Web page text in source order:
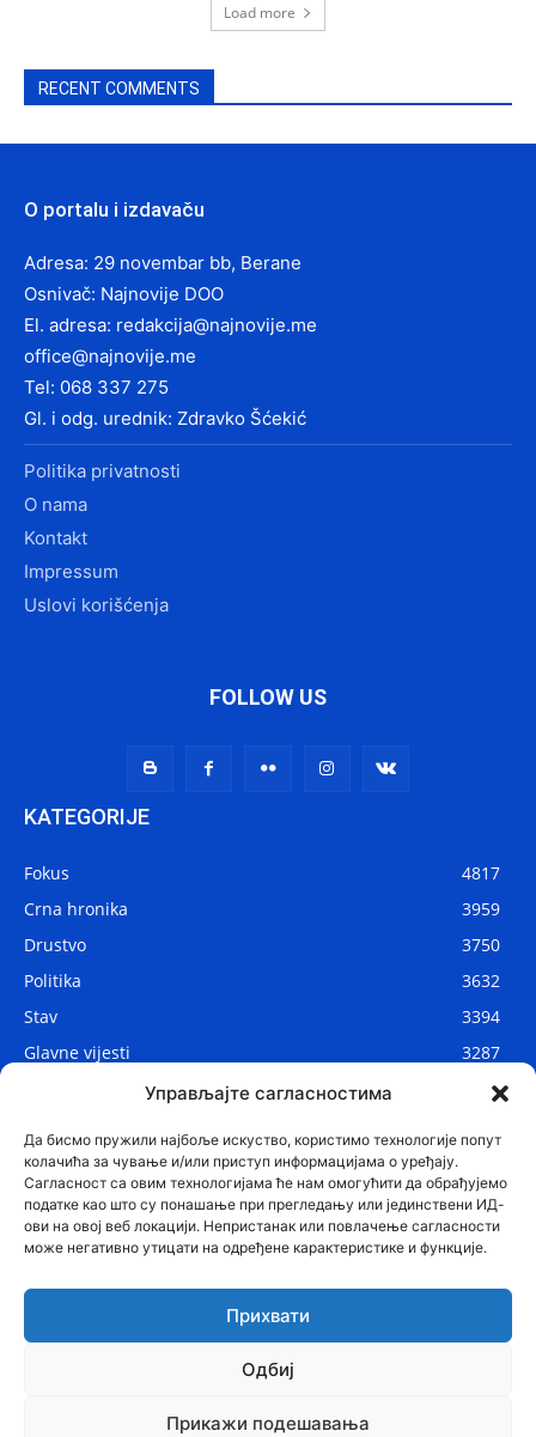
Управљајте сагласностима
Да бисмо пружили најбоље искуство, користимо технологије попут
колачића за чување и/или приступ информацијама о уређају.
Сагласност са овим технологијама ће нам омогућити да обрађујемо
податке као што су понашање при прегледању или јединствени ИД-
ови на овој веб локацији. Непристанак или повлачење сагласности
може негативно утицати на одређене карактеристике и функције.
Прихвати
Одбиј
Прикажи подешавања
Load more
RECENT COMMENTS
O portalu i izdavaču
Adresa: 29 novembar bb, Berane
Osnivač: Najnovije DOO
El. adresa: redakcija@najnovije.me
office@najnovije.me
Tel: 068 337 275
Gl. i odg. urednik: Zdravko Šćekić
Politika privatnosti
O nama
Kontakt
Impressum
Uslovi korišćenja
FOLLOW US
KATEGORIJE
Fokus
4817
Crna hronika
3959
Drustvo
3750
Politika
3632
Stav
3394
Glavne vijesti
3287
2910